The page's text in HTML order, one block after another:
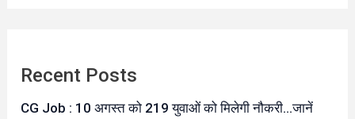
Recent Posts
CG Job : 10 अगस्त को 219 युवाओं को मिलेगी नौकरी…जानें